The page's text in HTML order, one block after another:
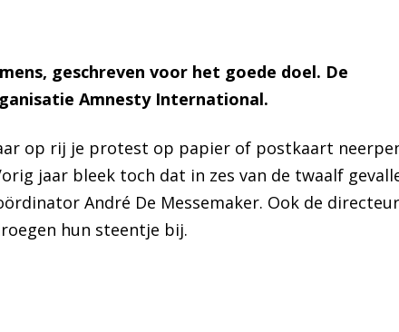
geschreven voor het goede doel. De
Amnesty International.
op rij je protest op papier of postkaart
jaar bleek toch dat in zes van de twaalf
André De Messemaker. Ook de
hun steentje bij.